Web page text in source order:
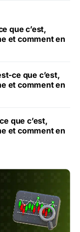
que c’est,
et comment en
ce que c’est,
et comment en
que c’est,
et comment en